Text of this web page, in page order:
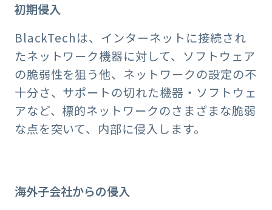
初期侵入
BlackTechは、インターネットに接続され
たネットワーク機器に対して、ソフトウェア
の脆弱性を狙う他、ネットワークの設定の不
十分さ、サポートの切れた機器・ソフトウェ
アなど、標的ネットワークのさまざまな脆弱
な点を突いて、内部に侵入します。
海外子会社からの侵入